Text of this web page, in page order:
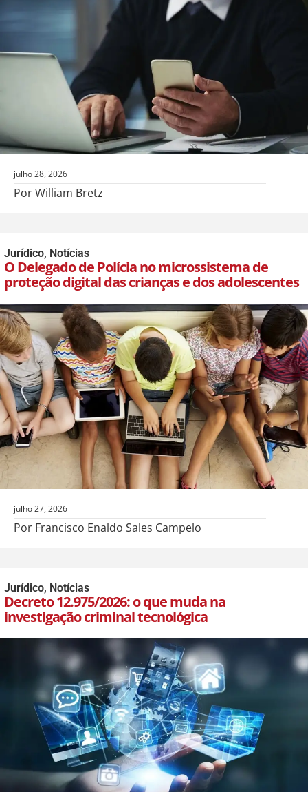
julho 28, 2026
Por William Bretz
Jurídico, Notícias
O Delegado de Polícia no microssistema de
proteção digital das crianças e dos adolescentes
julho 27, 2026
Por Francisco Enaldo Sales Campelo
Jurídico, Notícias
Decreto 12.975/2026: o que muda na
investigação criminal tecnológica